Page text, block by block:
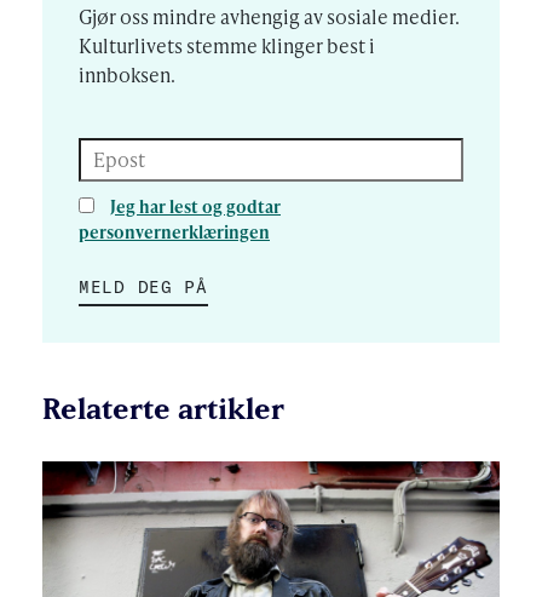
Gjør oss mindre avhengig av sosiale medier.
Kulturlivets stemme klinger best i
innboksen.
Epost
Jeg har lest og godtar
personvernerklæringen
MELD DEG PÅ
Relaterte artikler